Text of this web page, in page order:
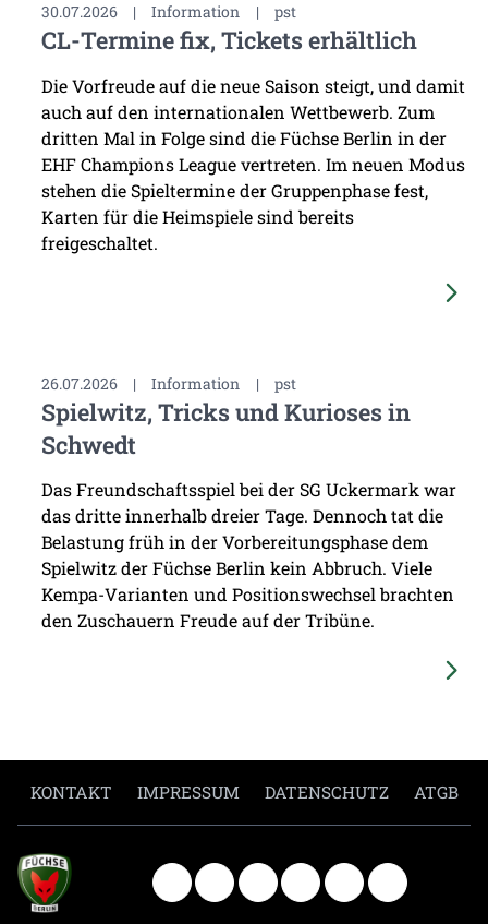
30.07.2026 | Information | pst
CL-Termine fix, Tickets erhältlich
Die Vorfreude auf die neue Saison steigt, und damit
auch auf den internationalen Wettbewerb. Zum
dritten Mal in Folge sind die Füchse Berlin in der
EHF Champions League vertreten. Im neuen Modus
stehen die Spieltermine der Gruppenphase fest,
Karten für die Heimspiele sind bereits
freigeschaltet.
26.07.2026 | Information | pst
Spielwitz, Tricks und Kurioses in
Schwedt
Das Freundschaftsspiel bei der SG Uckermark war
das dritte innerhalb dreier Tage. Dennoch tat die
Belastung früh in der Vorbereitungsphase dem
Spielwitz der Füchse Berlin kein Abbruch. Viele
Kempa-Varianten und Positionswechsel brachten
den Zuschauern Freude auf der Tribüne.
KONTAKT IMPRESSUM DATENSCHUTZ ATGB